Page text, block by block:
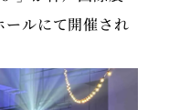
ルにて開催され